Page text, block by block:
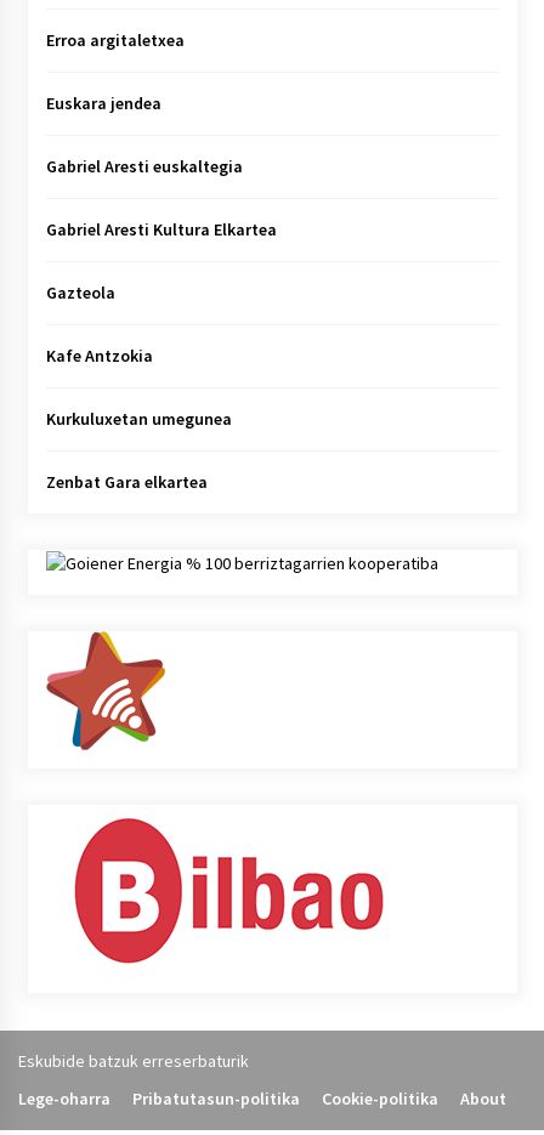
Erroa argitaletxea
Euskara jendea
Gabriel Aresti euskaltegia
Gabriel Aresti Kultura Elkartea
Gazteola
Kafe Antzokia
Kurkuluxetan umegunea
Zenbat Gara elkartea
Eskubide batzuk erreserbaturik
Lege-oharra
Pribatutasun-politika Cookie-politika About